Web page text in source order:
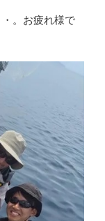
。お疲れ様で